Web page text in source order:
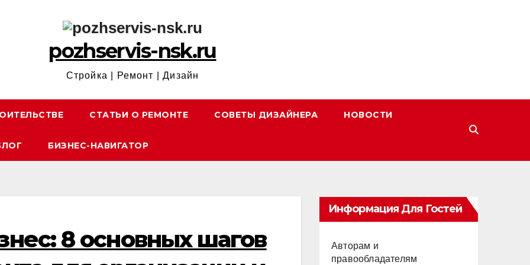
pozhservis-nsk.ru
Стройка | Ремонт | Дизайн
СТАТЬИ О РЕМОНТЕ СОВЕТЫ ДИЗАЙНЕРА НОВОСТИ
БИЗНЕС-НАВИГАТОР
8 основных шагов
Информация Для Гостей
Авторам и
правообладателям